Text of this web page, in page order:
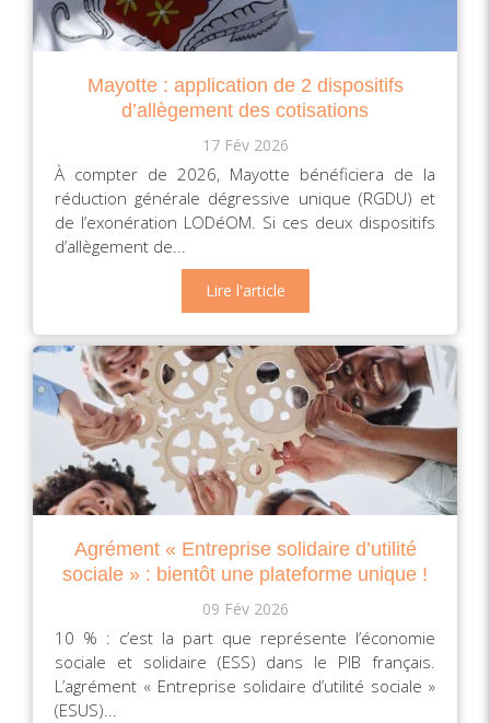
Mayotte : application de 2 dispositifs
d’allègement des cotisations
17 Fév 2026
À compter de 2026, Mayotte bénéficiera de la
réduction générale dégressive unique (RGDU) et
de l’exonération LODéOM. Si ces deux dispositifs
d’allègement de...
Lire l'article
Agrément « Entreprise solidaire d’utilité
sociale » : bientôt une plateforme unique !
09 Fév 2026
10 % : c’est la part que représente l’économie
sociale et solidaire (ESS) dans le PIB français.
L’agrément « Entreprise solidaire d’utilité sociale »
(ESUS)...